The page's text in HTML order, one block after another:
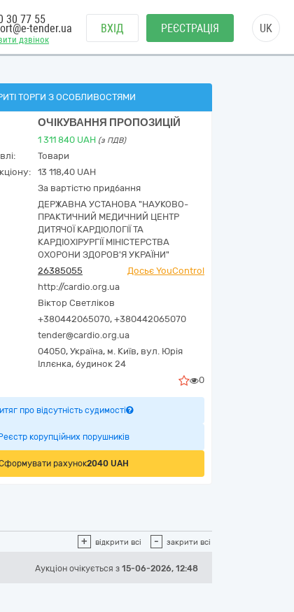
дзвінок
30 77 55
tender.ua ВХІД РЕЄСТРАЦІЯ UK
ТОРГИ З ОСОБЛИВОСТЯМИ
ОЧІКУВАННЯ ПРОПОЗИЦІЙ
1 311 840 UAH (з ПДВ)
Товари
13 118,40 UAH
За вартістю придбання
ДЕРЖАВНА УСТАНОВА "НАУКОВО-
ПРАКТИЧНИЙ МЕДИЧНИЙ ЦЕНТР
ДИТЯЧОЇ КАРДІОЛОГІЇ ТА
КАРДІОХІРУРГІЇ МІНІСТЕРСТВА
ОХОРОНИ ЗДОРОВ'Я УКРАЇНИ"
26385055
Досьє YouControl
http://cardio.org.ua
Віктор Светліков
+380442065070, +380442065070
tender@cardio.org.ua
04050, Україна, м. Київ, вул. Юрія
Іллєнка, будинок 24
0
про відсутність судимості
Реєстр корупційних порушників
рахунок2040 UAH
+ відкрити всі - закрити всі
Аукціон очікується з 15-06-2026, 12:48